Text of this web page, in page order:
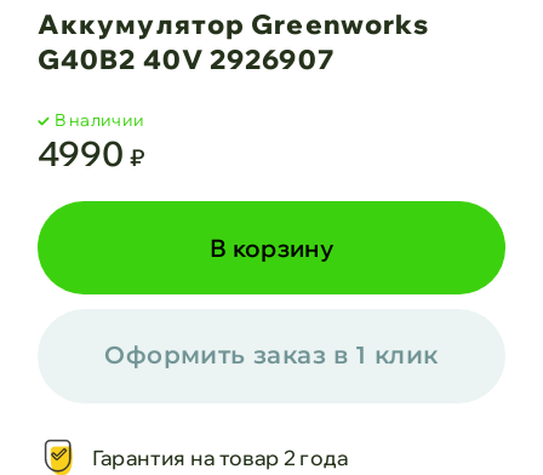
Аккумулятор Greenworks
G40B2 40V 2926907
В наличии
4990 ₽
В корзину
Оформить заказ в 1 клик
Гарантия на товар 2 года